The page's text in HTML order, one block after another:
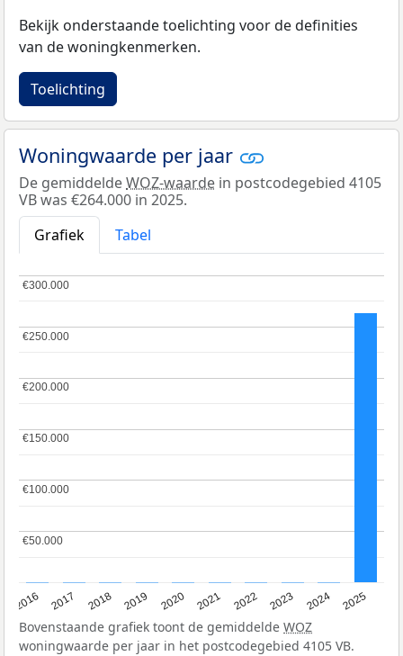
Bekijk onderstaande toelichting voor de definities
van de woningkenmerken.
Toelichting
Woningwaarde per jaar
De gemiddeldeWOZ-waarde in postcodegebied 4105
VB was €264.000 in 2025.
Grafiek
Tabel
2016 2017 2018 2019 2020 2021 2022 2023 2024 2025
€50.000
€50.000
€100.000
€100.000
€150.000
€150.000
€200.000
€200.000
€250.000
€250.000
€300.000
€300.000
Bovenstaande grafiek toont de gemiddelde WOZ
woningwaarde per jaar in het postcodegebied 4105 VB.